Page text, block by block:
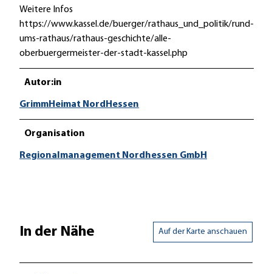
Weitere Infos
https://www.kassel.de/buerger/rathaus_und_politik/rund-
ums-rathaus/rathaus-geschichte/alle-
oberbuergermeister-der-stadt-kassel.php
Autor:in
GrimmHeimat NordHessen
Organisation
Regionalmanagement Nordhessen GmbH
In der Nähe Auf der Karte anschauen